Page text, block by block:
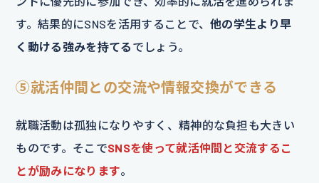
す。結果的にSNSを活用することで、他の学生より早
く動ける強みを持てる でしょう。
⑤就活仲間との交流や情報交換ができる
就職活動は孤独になりやすく、精神的な負担も大きい
ものです。そこでSNSを使って就活仲間と交流するこ
とが励みになります。